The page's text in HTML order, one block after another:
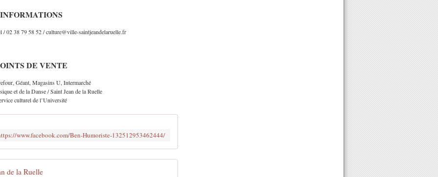
INFORMATIONS
/ 02 38 79 58 52 / culture@ville-saintjeandelaruelle.fr
DE VENTE
Géant, Magasins U, Intermarché
et de la Danse / Saint Jean de la Ruelle
culturel de l’Université
www.facebook.com/Ben-Humoriste-132512953462444/
de la Ruelle